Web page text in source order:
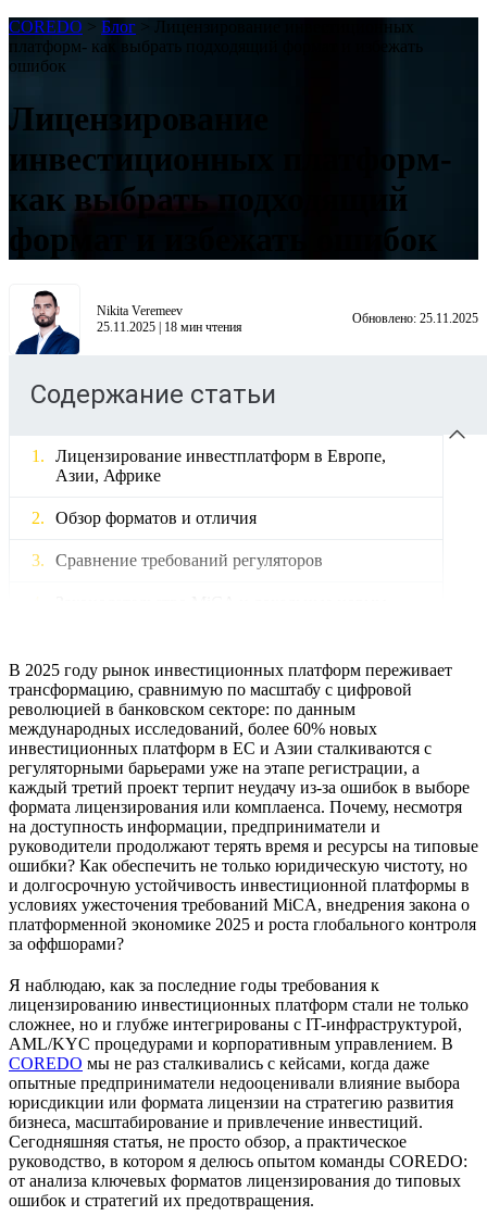
COREDO > Блог >
Лицензирование инвестиционных
платформ- как выбрать подходящий формат и избежать
ошибок
Лицензирование
инвестиционных платформ-
как выбрать подходящий
формат и избежать ошибок
Nikita Veremeev
25.11.2025 | 18 мин чтения
Обновлено: 25.11.2025
Содержание статьи
Лицензирование инвестплатформ в Европе,
Азии, Африке
Обзор форматов и отличия
Сравнение требований регуляторов
ЕС по MiCA 2025
Лицензирование инвестплатформ в Азии и
Африке
Как выбрать формат лицензирования
платформы?
Выбор формата
Влияние формата на комплаенс и
ответственность
Юридические риски при выборе
лицензирования
Практические рекомендации по выбору
формата
Регистрация и лицензирование
инвестиционной платформы 2025
Пошаговый алгоритм
Как подать документы в реестр?
Комплаенс, AML и KYC процедуры для
В 2025 году рынок инвестиционных платформ переживает
трансформацию, сравнимую по масштабу с цифровой
революцией в банковском секторе: по данным
международных исследований, более 60% новых
инвестиционных платформ в ЕС и Азии сталкиваются с
регуляторными барьерами уже на этапе регистрации, а
каждый третий проект терпит неудачу из-за ошибок в выборе
формата лицензирования или комплаенса. Почему, несмотря
на доступность информации, предприниматели и
руководители продолжают терять время и ресурсы на типовые
ошибки? Как обеспечить не только юридическую чистоту, но
и долгосрочную устойчивость инвестиционной платформы в
условиях ужесточения требований MiCA, внедрения закона о
платформенной экономике 2025 и роста глобального контроля
за оффшорами?
Я наблюдаю, как за последние годы требования к
лицензированию инвестиционных платформ стали не только
сложнее, но и глубже интегрированы с IT-инфраструктурой,
AML/KYC процедурами и корпоративным управлением. В
COREDO мы не раз сталкивались с кейсами, когда даже
опытные предприниматели недооценивали влияние выбора
юрисдикции или формата лицензии на стратегию развития
бизнеса, масштабирование и привлечение инвестиций.
Сегодняшняя статья, не просто обзор, а практическое
руководство, в котором я делюсь опытом команды COREDO:
от анализа ключевых форматов лицензирования до типовых
ошибок и стратегий их предотвращения.